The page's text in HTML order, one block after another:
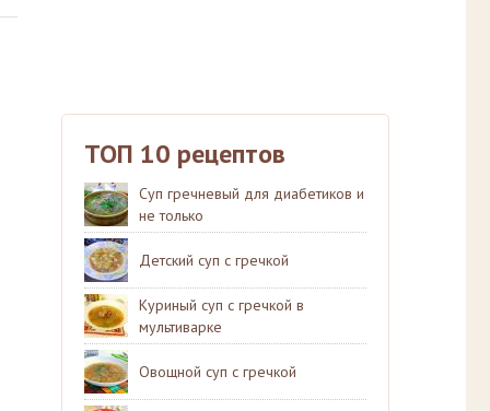
ТОП 10 рецептов
Суп гречневый для диабетиков и
не только
Детский суп с гречкой
Куриный суп с гречкой в
мультиварке
Овощной суп с гречкой